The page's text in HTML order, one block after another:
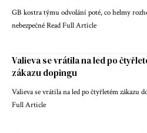
GB kostra týmu odvolání poté, co helmy
nebezpečné Read Full Article
Valieva se vrátila na led po
zákazu dopingu
Valieva se vrátila na led po čtyřletém zákazu
Full Article